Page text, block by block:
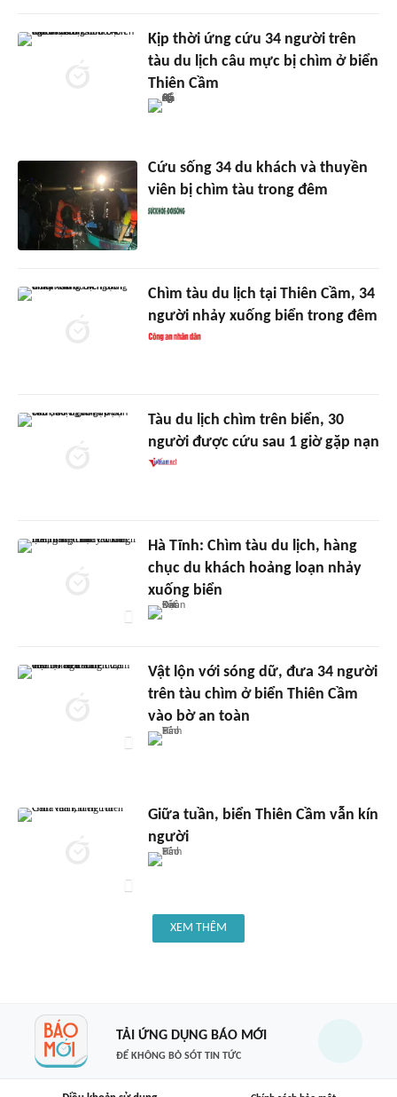
Kịp thời ứng cứu 34 người trên
tàu du lịch câu mực bị chìm ở biển
Thiên Cầm
Cứu sống 34 du khách và thuyền
viên bị chìm tàu trong đêm
Chìm tàu du lịch tại Thiên Cầm, 34
người nhảy xuống biển trong đêm
Tàu du lịch chìm trên biển, 30
người được cứu sau 1 giờ gặp nạn
Hà Tĩnh: Chìm tàu du lịch, hàng
chục du khách hoảng loạn nhảy
xuống biển
Vật lộn với sóng dữ, đưa 34 người
trên tàu chìm ở biển Thiên Cầm
vào bờ an toàn
Giữa tuần, biển Thiên Cầm vẫn kín
người
XEM THÊM
TẢI ỨNG DỤNG BÁO MỚI
ĐỂ KHÔNG BỎ SÓT TIN TỨC